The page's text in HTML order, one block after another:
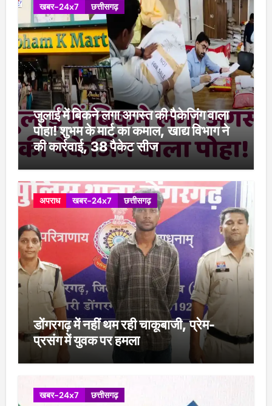
खबर-24x7 छत्तीसगढ़
जुलाई में बिकने लगा अगस्त की पैकेजिंग वाला
पोहा! शुभम के मार्ट का कमाल, खाद्य विभाग ने
की कार्रवाई, 38 पैकेट सीज
अपराध खबर-24x7 छत्तीसगढ़
डोंगरगढ़ में नहीं थम रही चाकूबाजी, प्रेम-
प्रसंग में युवक पर हमला
खबर-24x7 छत्तीसगढ़